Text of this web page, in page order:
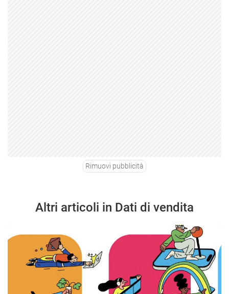
Rimuovi pubblicità
Altri articoli in Dati di vendita